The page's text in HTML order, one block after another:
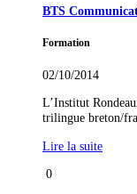
BTS
Formation
02/10/2014
L’Institut
trilingue breton/
Lire la suite
0